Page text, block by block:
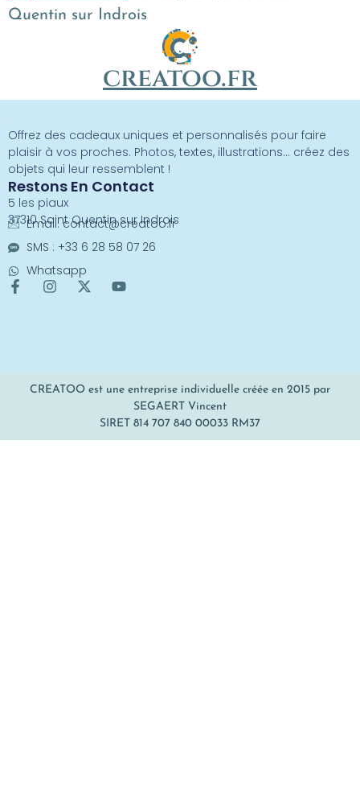
Quentin sur Indrois
creatoo.fr
Offrez des cadeaux uniques et personnalisés pour faire
plaisir à vos proches. Photos, textes, illustrations… créez des
objets qui leur ressemblent !
Restons En Contact
5 les piaux
37310 Saint Quentin sur Indrois
Email:contact@creatoo.fr
SMS : +33 6 28 58 07 26
Whatsapp
CREATOO est une entreprise individuelle créée en 2015 par
SEGAERT Vincent
SIRET 814 707 840 00033 RM37